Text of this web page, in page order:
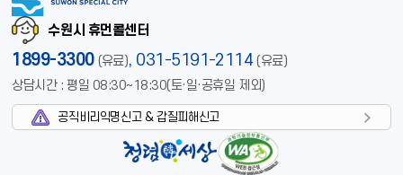
수원시 휴먼콜센터
1899-3300 (유료), 031-5191-2114 (유료)
상담시간 : 평일 08:30~18:30(토·일·공휴일 제외)
공직비리익명신고 & 갑질피해신고